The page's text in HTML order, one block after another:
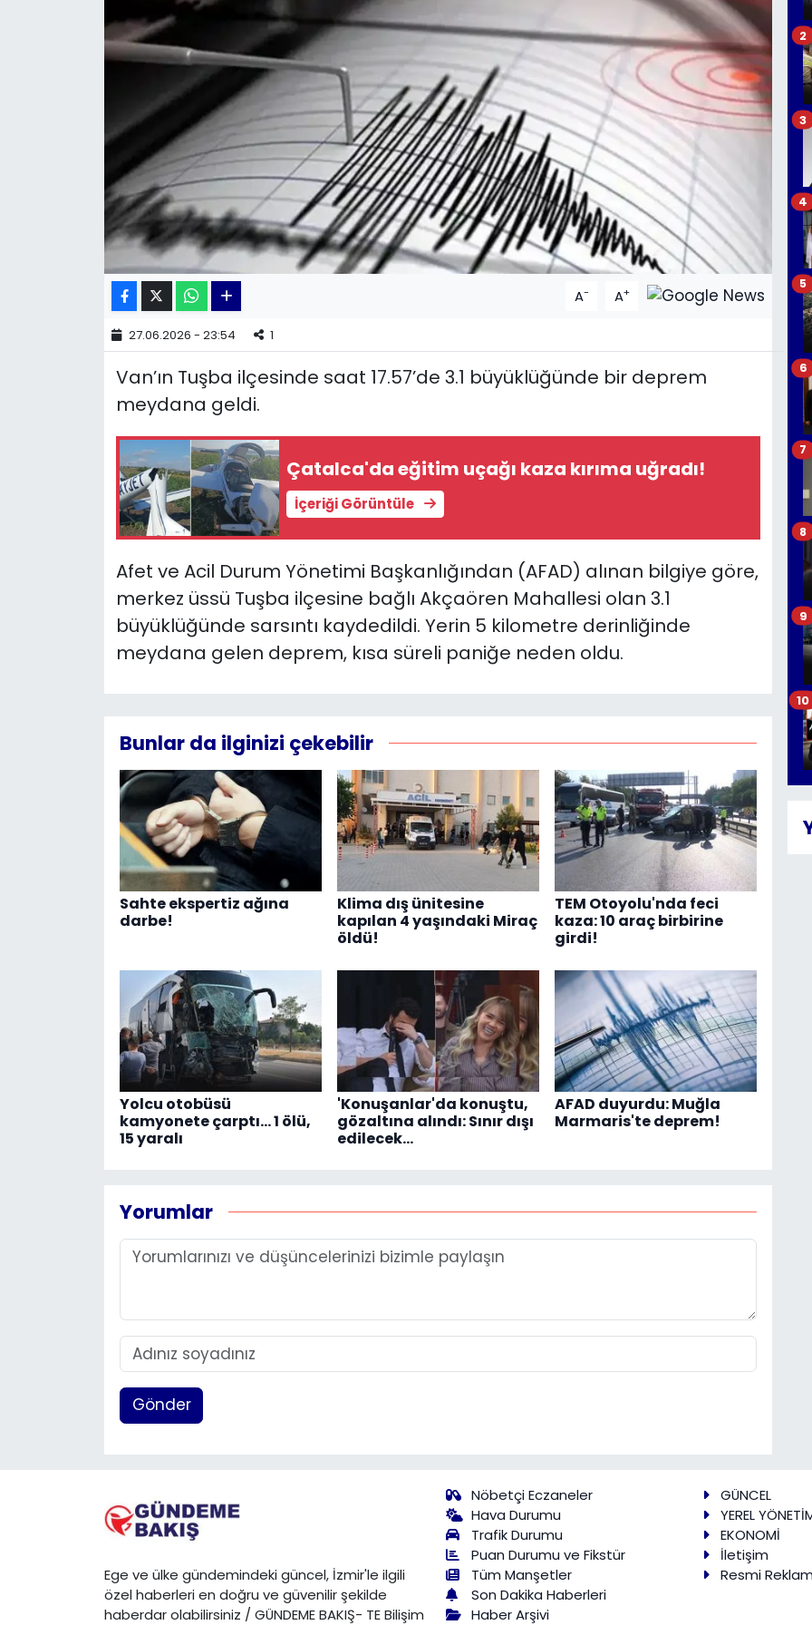
A- A+
27.06.2026 - 23:54 1
Van’ın Tuşba ilçesinde saat 17.57’de 3.1 büyüklüğünde bir deprem
meydana geldi.
Çatalca'da eğitim uçağı kaza kırıma uğradı!
İçeriği Görüntüle
Afet ve Acil Durum Yönetimi Başkanlığından (AFAD) alınan bilgiye göre,
merkez üssü Tuşba ilçesine bağlı Akçaören Mahallesi olan 3.1
büyüklüğünde sarsıntı kaydedildi. Yerin 5 kilometre derinliğinde
meydana gelen deprem, kısa süreli paniğe neden oldu.
Bunlar da ilginizi çekebilir
Sahte ekspertiz ağına
darbe!
Klima dış ünitesine
kapılan 4 yaşındaki Miraç
öldü!
TEM Otoyolu'nda feci
kaza: 10 araç birbirine
girdi!
Yolcu otobüsü
kamyonete çarptı... 1 ölü,
15 yaralı
'Konuşanlar'da konuştu,
gözaltına alındı: Sınır dışı
edilecek…
AFAD duyurdu: Muğla
Marmaris'te deprem!
Yorumlar
Gönder
2
3
4
5
6
7
8
9
10
Ege ve ülke gündemindeki güncel, İzmir'le ilgili
özel haberleri en doğru ve güvenilir şekilde
haberdar olabilirsiniz / GÜNDEME BAKIŞ- TE Bilişim
Nöbetçi Eczaneler
Hava Durumu
Trafik Durumu
Puan Durumu ve Fikstür
Tüm Manşetler
Son Dakika Haberleri
Haber Arşivi
GÜNCEL
YEREL
EKONOMİ
İletişim
Resmi Reklam
KÜLTÜR SANAT
POLİTİKA
TEKNOLOJİ
Yaşam
YEREL POLİTİKA
YEREL YÖNETİMLER